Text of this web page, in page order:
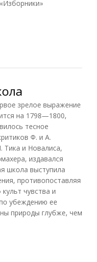
зрелое выражение
на 1798—1800,
тесное
Ф. и А.
Тика и Новалиса,
издавался
школа выступила
противопоставляя
чувства и
убеждению ее
природы глубже, чем